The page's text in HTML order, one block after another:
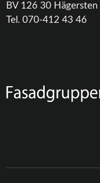
BV 126 30 Hägersten
Tel. 070-412 43 46